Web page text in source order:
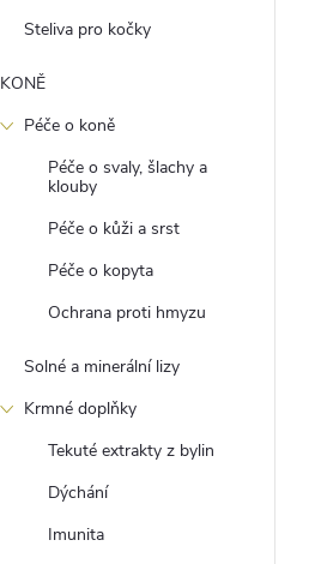
Steliva pro kočky
KONĚ
Péče o koně
Péče o svaly, šlachy a
klouby
Péče o kůži a srst
Péče o kopyta
Ochrana proti hmyzu
Solné a minerální lizy
Krmné doplňky
Tekuté extrakty z bylin
Dýchání
Imunita